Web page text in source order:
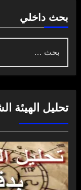
بحث داخلي
عن:
تحليل الهيئة